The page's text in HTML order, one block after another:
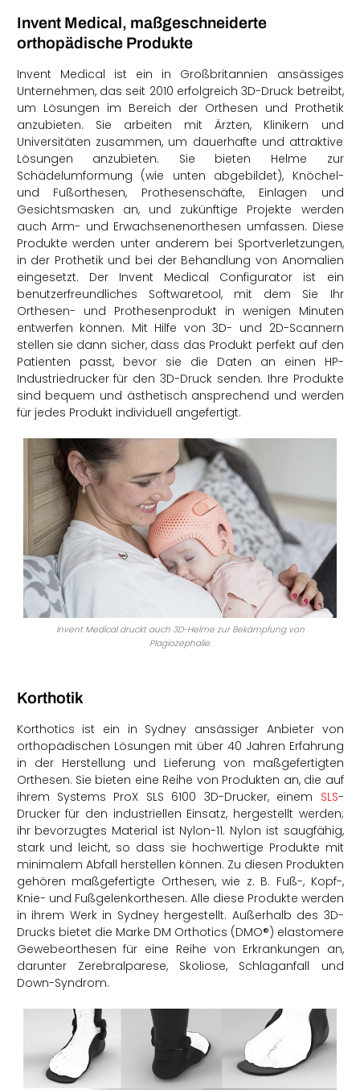
Invent Medical, maßgeschneiderte
orthopädische Produkte
Invent Medical ist ein in Großbritannien ansässiges
Unternehmen, das seit 2010 erfolgreich 3D-Druck betreibt,
um Lösungen im Bereich der Orthesen und Prothetik
anzubieten. Sie arbeiten mit Ärzten, Klinikern und
Universitäten zusammen, um dauerhafte und attraktive
Lösungen anzubieten. Sie bieten Helme zur
Schädelumformung (wie unten abgebildet), Knöchel-
und Fußorthesen, Prothesenschäfte, Einlagen und
Gesichtsmasken an, und zukünftige Projekte werden
auch Arm- und Erwachsenenorthesen umfassen. Diese
Produkte werden unter anderem bei Sportverletzungen,
in der Prothetik und bei der Behandlung von Anomalien
eingesetzt. Der Invent Medical Configurator ist ein
benutzerfreundliches Softwaretool, mit dem Sie Ihr
Orthesen- und Prothesenprodukt in wenigen Minuten
entwerfen können. Mit Hilfe von 3D- und 2D-Scannern
stellen sie dann sicher, dass das Produkt perfekt auf den
Patienten passt, bevor sie die Daten an einen HP-
Industriedrucker für den 3D-Druck senden. Ihre Produkte
sind bequem und ästhetisch ansprechend und werden
für jedes Produkt individuell angefertigt.
Invent Medical druckt auch 3D-Helme zur Bekämpfung von
Plagiozephalie.
Korthotik
Korthotics ist ein in Sydney ansässiger Anbieter von
orthopädischen Lösungen mit über 40 Jahren Erfahrung
in der Herstellung und Lieferung von maßgefertigten
Orthesen. Sie bieten eine Reihe von Produkten an, die auf
ihrem Systems ProX SLS 6100 3D-Drucker, einem SLS-
Drucker für den industriellen Einsatz, hergestellt werden;
ihr bevorzugtes Material ist Nylon-11. Nylon ist saugfähig,
stark und leicht, so dass sie hochwertige Produkte mit
minimalem Abfall herstellen können. Zu diesen Produkten
gehören maßgefertigte Orthesen, wie z. B. Fuß-, Kopf-,
Knie- und Fußgelenkorthesen. Alle diese Produkte werden
in ihrem Werk in Sydney hergestellt. Außerhalb des 3D-
Drucks bietet die Marke DM Orthotics (DMO®) elastomere
Gewebeorthesen für eine Reihe von Erkrankungen an,
darunter Zerebralparese, Skoliose, Schlaganfall und
Down-Syndrom.